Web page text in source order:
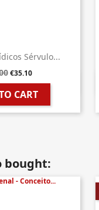
Sérvulo...
€35.10
CART
view
bought: